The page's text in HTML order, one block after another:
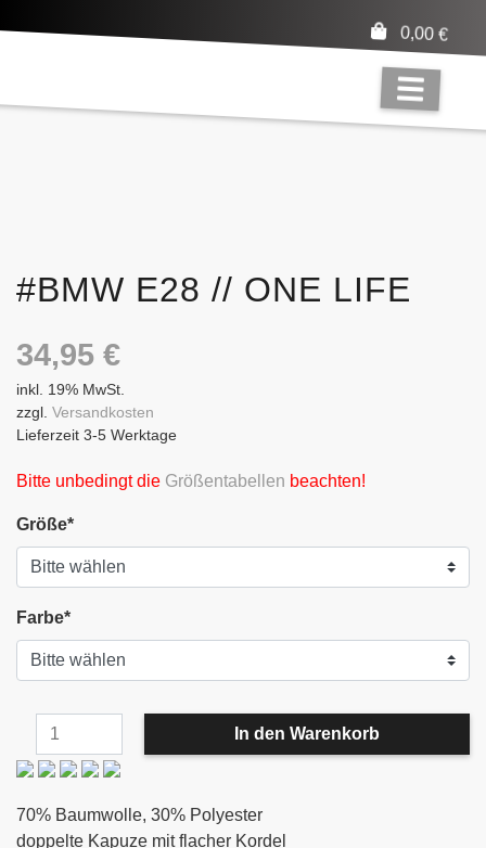
0,00€
#BMW E28 // ONE LIFE
34,95 €
inkl. 19% MwSt.
zzgl. Versandkosten
Lieferzeit 3-5 Werktage
Bitte unbedingt die Größentabellen beachten!
Größe*
Farbe*
70% Baumwolle, 30% Polyester
doppelte Kapuze mit flacher Kordel